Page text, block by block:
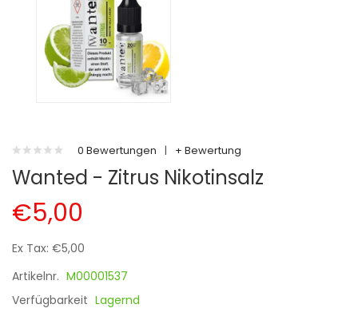
0 Bewertungen | + Bewertung
Wanted - Zitrus Nikotinsalz
€5,00
Ex Tax: €5,00
Artikelnr. M00001537
Verfügbarkeit Lagernd